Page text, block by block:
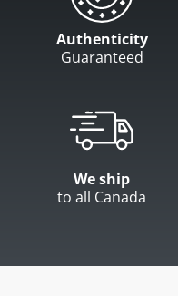
Authenticity
Guaranteed
We ship
to all Canada